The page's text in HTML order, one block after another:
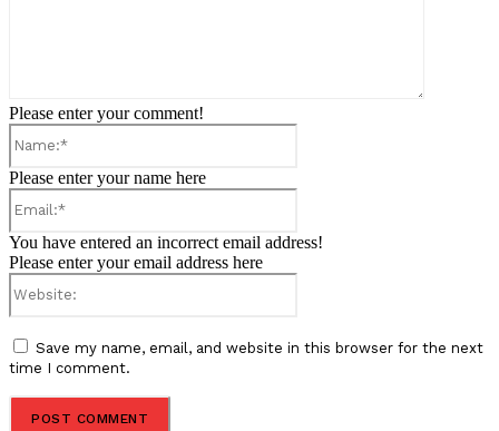
Please enter your comment!
Please enter your name here
You have entered an incorrect email address!
Please enter your email address here
Save my name, email, and website in this browser for the next
time I comment.